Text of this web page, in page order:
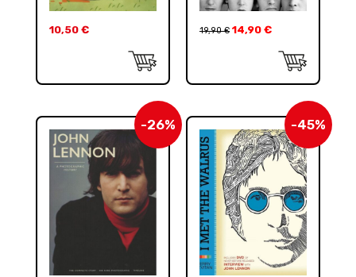
10,50 € 19,90€ 14,90 €
-26% -45%